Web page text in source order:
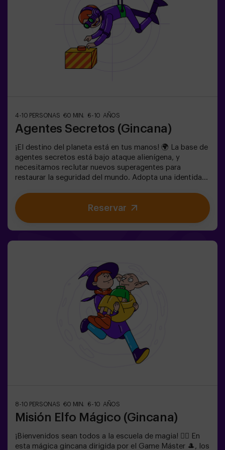
4-10 PERSONAS 60 MIN. 6-10 AÑOS
Agentes Secretos (Gincana)
¡El destino del planeta está en tus manos! 🌍 La base de
agentes secretos está bajo ataque alienígena, y
necesitamos reclutar nuevos superagentes para
restaurar la seguridad del mundo. Adopta una identidad
equipo excepcional, preparado para enfrentar cualquier
amenaza. 💪 ¡Cada segundo cuenta! ¿Te atreves a
aceptar la misión? 🎯 El juego está diseñado
un entrenamiento de super agentes. Incluye juego de
Lasers. El juego se juega en oscuridad con luces led.
Las gincanas son una serie de juegos físicos en equipo
coordinadas por un monitor.
Reservar
8-10 PERSONAS 60 MIN. 6-10 AÑOS
Misión Elfo Mágico (Gincana)
¡Bienvenidos sean todos a la escuela de magia! 🧙‍♀️ En
esta mágica gincana dirigida por el Game Máster 🎩, los